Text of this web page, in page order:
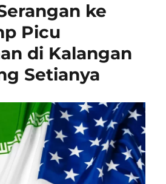
ke
Picu
di Kalangan
Setianya